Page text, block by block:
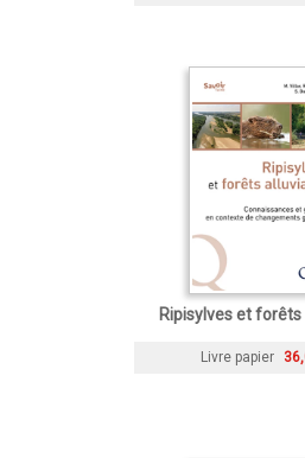
Ripisylves et forêts
Livre papier